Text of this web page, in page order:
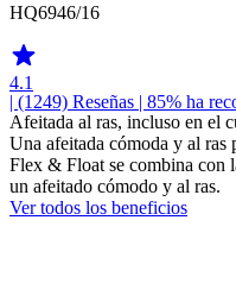
HQ6946/16
4.1
| (1249) Reseñas | 85% ha
Afeitada al ras, incluso en el
Una afeitada cómoda y al ras
Flex & Float se combina con
un afeitado cómodo y al ras.
Ver todos los beneficios